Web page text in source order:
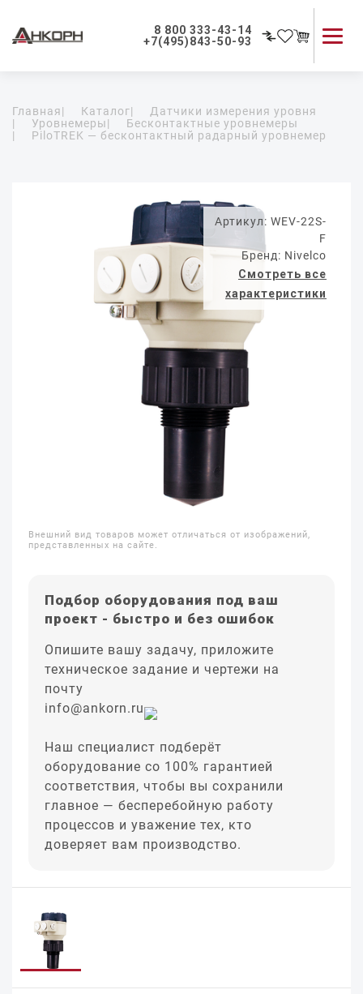
8 800 333-43-14
+7(495)843-50-93
Применение приборов
Как мы работаем
Главная| Каталог|
Датчики измерения уровня
|
Уровнемеры|
Бесконтактные уровнемеры
|
PiloTREK — бесконтактный радарный уровнемер
Артикул: WEV-22S-
F
Бренд: Nivelco
Смотреть все
характеристики
Внешний вид товаров может отличаться от изображений,
представленных на сайте.
Подбор оборудования под ваш
проект - быстро и без ошибок
Опишите вашу задачу, приложите
техническое задание и чертежи на
почту
info@ankorn.ru
Наш специалист подберёт
оборудование со 100% гарантией
соответствия, чтобы вы сохранили
главное — бесперебойную работу
процессов и уважение тех, кто
доверяет вам производство.